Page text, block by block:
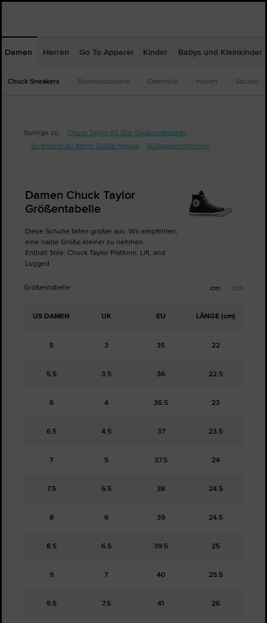
Damen Herren Go To Apparel Kinder Babys und Kleinkinder
Chuck Sneakers Standardschuhe Oberteile Hosen Socken
Springe zu:
Chuck Taylor All Star Größenratgeber
So findest du deine Größe heraus
Rückgaberichtlinien
Damen Chuck Taylor
Größentabelle
Diese Schuhe fallen größer aus. Wir empfehlen,
eine halbe Größe kleiner zu nehmen.
Enthält Stile: Chuck Taylor Platform, Lift, and
Lugged
Größentabelle cm zoll
US DAMEN UK EU LÄNGE (cm)
5 3 35 22
5.5 3.5 36 22.5
6 4 36.5 23
6.5 4.5 37 23.5
7 5 37.5 24
7.5 5.5 38 24.5
8 6 39 24.5
8.5 6.5 39.5 25
9 7 40 25.5
9.5 7.5 41 26